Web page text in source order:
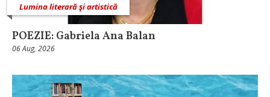
Lumina literară şi artistică
POEZIE: Gabriela Ana Balan
06 Aug, 2026